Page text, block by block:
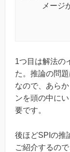
メージ
1つ目は解法の
た。推論の問
なので、あら
ンを頭の中に
要です。
後ほどSPIの推
ご紹介するの